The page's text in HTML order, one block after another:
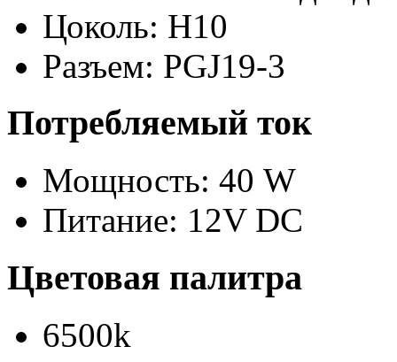
Цоколь: H10
Разъем: PGJ19-3
Потребляемый ток
Мощность: 40 W
Питание: 12V DC
Цветовая палитра
6500k